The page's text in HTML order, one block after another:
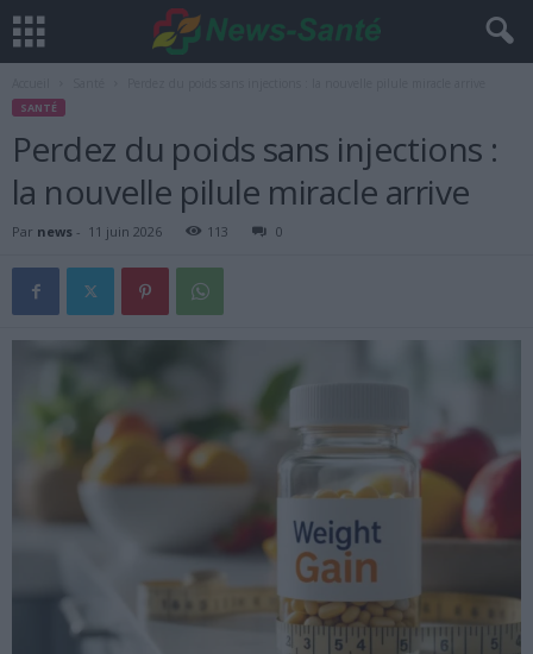
SANTÉ
Perdez du poids sans injections :
la nouvelle pilule miracle arrive
Par news - 11 juin 2026 113 0